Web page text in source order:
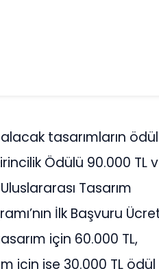
alacak tasarımların
Ödülü 90.000 TL
Tasarım
İlk Başvuru
için 60.000 TL,
için ise 30.000 TL ödül